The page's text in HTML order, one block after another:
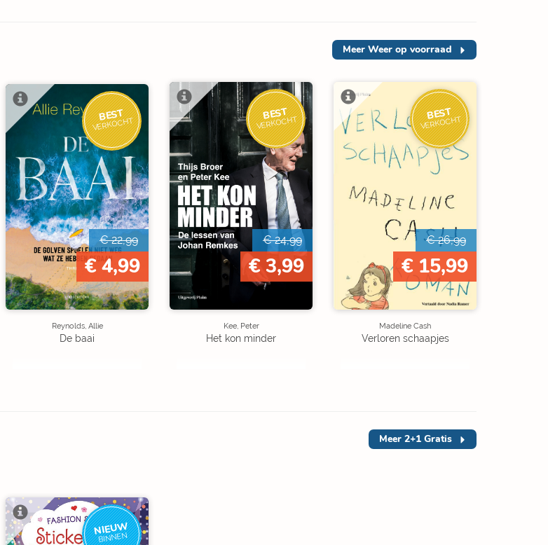
Meer Weer op voorraad
BEST
VERKOCHT
€ 22,99
€ 4,99
Reynolds, Allie
De baai
BEST
VERKOCHT
€ 24,99
€ 3,99
Kee, Peter
Het kon minder
BEST
VERKOCHT
€ 26,99
€ 15,99
Madeline Cash
Verloren schaapjes
Meer 2+1 Gratis
NIEUW
BINNEN